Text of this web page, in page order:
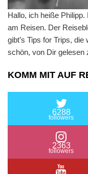
Hallo, ich heiße
am Reisen. Der
gibt’s Tips for Trips,
schön, von Dir gelesen
KOMM MIT AUF
6288
followers
2363
followers